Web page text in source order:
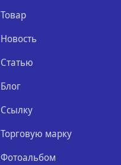
Товар
Новость
Статью
Блог
Ссылку
Торговую марку
Фотоальбом